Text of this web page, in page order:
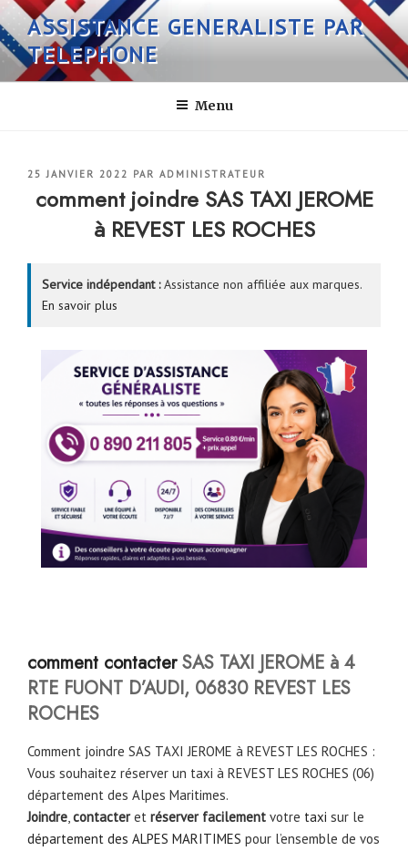
Aller
au
contenu
principal
ASSISTANCE GENERALISTE PAR
TELEPHONE
Menu
PUBLIÉ
25 JANVIER 2022 PAR ADMINISTRATEUR
comment joindre SAS TAXI JEROME
à REVEST LES ROCHES
Service indépendant :Assistance non affiliée aux marques.
En savoir plus
comment contacterSAS TAXI JEROME à 4
RTE FUONT D’AUDI, 06830 REVEST LES
ROCHES
Comment joindre SAS TAXI JEROME à REVEST LES ROCHES :
Vous souhaitez réserver un taxi à REVEST LES ROCHES (06)
département des Alpes Maritimes.
Joindre,contacteret réserver facilement votre taxi sur le
département des ALPES MARITIMES pour l’ensemble de vos